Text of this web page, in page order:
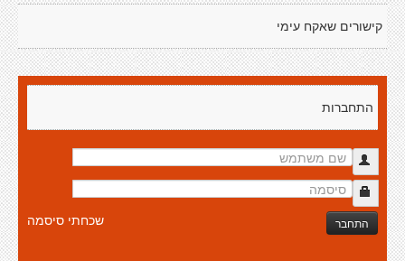
קישורים שאקח עימי
התחברות
התחבר שכחתי סיסמה